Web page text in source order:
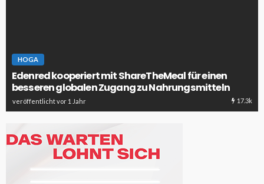
HOGA
Edenred kooperiert mit ShareTheMeal für einen
besseren globalen Zugang zu Nahrungsmitteln
veröffentlicht vor 1 Jahr 17.3k